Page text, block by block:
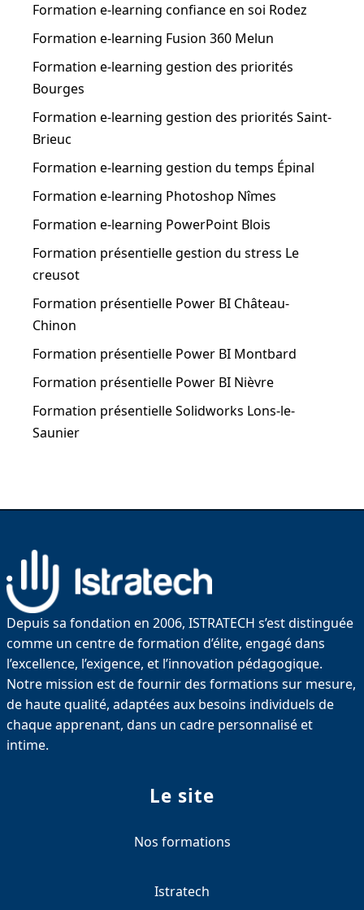
Formation e-learning confiance en soi Rodez
Formation e-learning Fusion 360 Melun
Formation e-learning gestion des priorités
Bourges
Formation e-learning gestion des priorités Saint-
Brieuc
Formation e-learning gestion du temps Épinal
Formation e-learning Photoshop Nîmes
Formation e-learning PowerPoint Blois
Formation présentielle gestion du stress Le
creusot
Formation présentielle Power BI Château-
Chinon
Formation présentielle Power BI Montbard
Formation présentielle Power BI Nièvre
Formation présentielle Solidworks Lons-le-
Saunier
Depuis sa fondation en 2006, ISTRATECH s’est distinguée
comme un centre de formation d’élite, engagé dans
l’excellence, l’exigence, et l’innovation pédagogique.
Notre mission est de fournir des formations sur mesure,
de haute qualité, adaptées aux besoins individuels de
chaque apprenant, dans un cadre personnalisé et
intime.
Le site
Nos formations
Istratech